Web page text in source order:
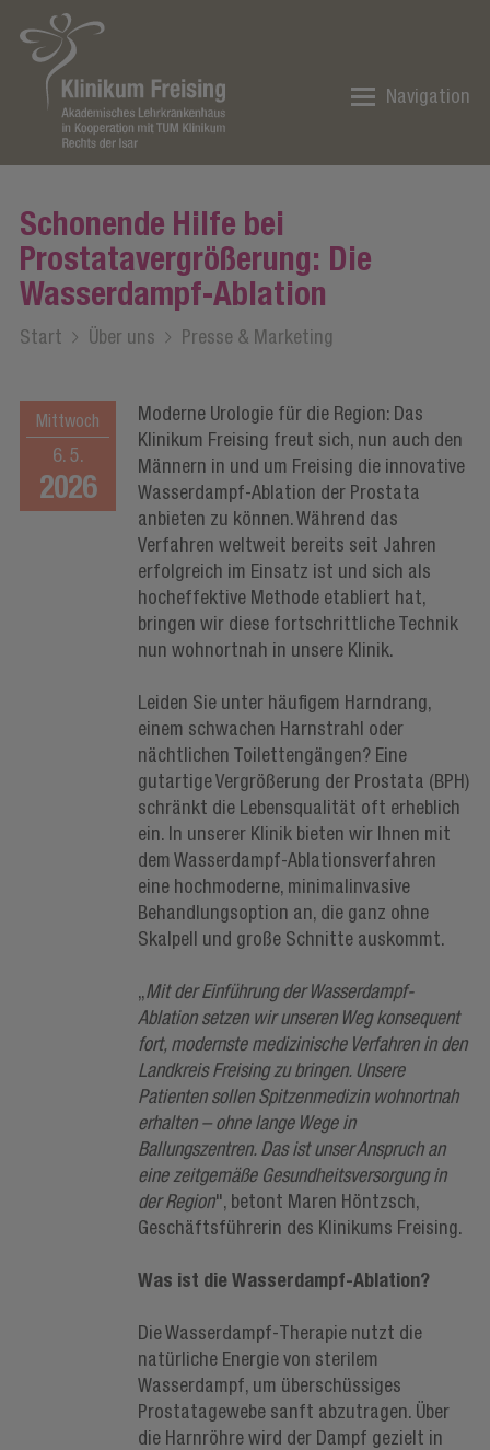
Navigation
Schonende Hilfe bei
Prostatavergrößerung: Die
Wasserdampf-Ablation
Start Über uns Presse & Marketing
Mittwoch
6. 5.
2026
Moderne Urologie für die Region: Das
Klinikum Freising freut sich, nun auch den
Männern in und um Freising die innovative
Wasserdampf-Ablation der Prostata
anbieten zu können. Während das
Verfahren weltweit bereits seit Jahren
erfolgreich im Einsatz ist und sich als
hocheffektive Methode etabliert hat,
bringen wir diese fortschrittliche Technik
nun wohnortnah in unsere Klinik.
Leiden Sie unter häufigem Harndrang,
einem schwachen Harnstrahl oder
nächtlichen Toilettengängen? Eine
gutartige Vergrößerung der Prostata (BPH)
schränkt die Lebensqualität oft erheblich
ein. In unserer Klinik bieten wir Ihnen mit
dem Wasserdampf-Ablationsverfahren
eine hochmoderne, minimalinvasive
Behandlungsoption an, die ganz ohne
Skalpell und große Schnitte auskommt.
„Mit der Einführung der Wasserdampf-
Ablation setzen wir unseren Weg konsequent
fort, modernste medizinische Verfahren in den
Landkreis Freising zu bringen. Unsere
Patienten sollen Spitzenmedizin wohnortnah
erhalten – ohne lange Wege in
Ballungszentren. Das ist unser Anspruch an
eine zeitgemäße Gesundheitsversorgung in
der Region", betont Maren Höntzsch,
Geschäftsführerin des Klinikums Freising.
Was ist die Wasserdampf-Ablation?
Die Wasserdampf-Therapie nutzt die
natürliche Energie von sterilem
Wasserdampf, um überschüssiges
Prostatagewebe sanft abzutragen. Über
die Harnröhre wird der Dampf gezielt in